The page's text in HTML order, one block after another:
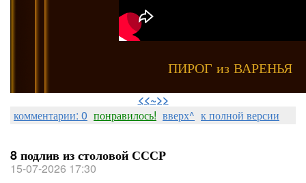
ПИРОГ из ВАРЕНЬЯ
<<~>>
комментарии: 0 понравилось! вверх^ к полной версии
8 подлив из столовой СССР
15-07-2026 17:30